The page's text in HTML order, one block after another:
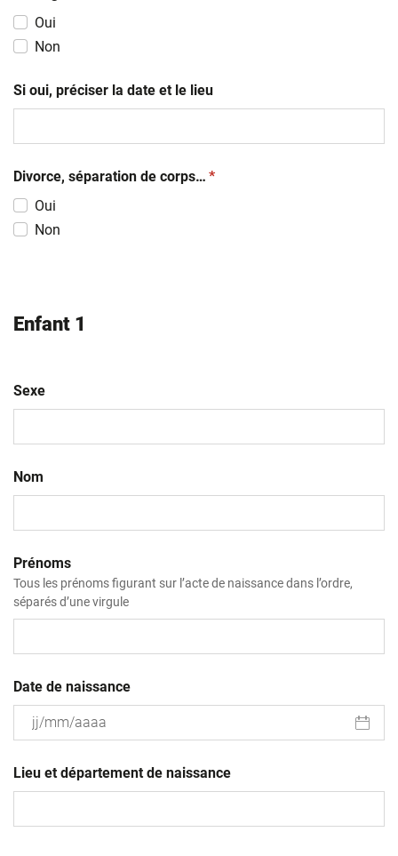
Oui
Non
Si oui, préciser la date et le lieu
Divorce, séparation de corps… (obligatoire)
*
Oui
Non
Enfant 1
Sexe
Nom
Prénoms
Tous les prénoms figurant sur l’acte de naissance dans l’ordre,
séparés d’une virgule
Date de naissance
slash
MM
Lieu et département de naissance